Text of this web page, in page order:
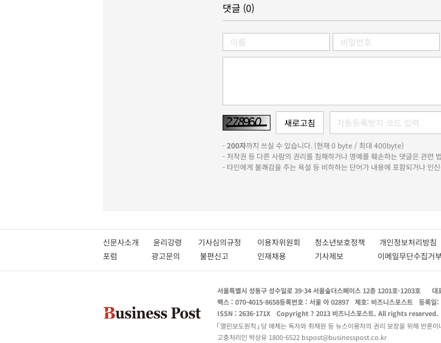
댓글 (0)
-200자까지 쓰실 수 있습니다. (현재 0 byte / 최대 400byte)
- 저작권 등 다른 사람의 권리를 침해하거나 명예를 훼손하는 댓글은 관련
- 타인에게 불쾌감을 주는 욕설 등 비하하는 단어가 내용에 포함되거나 인
신문사소개 윤리강령 기사심의규정 이용자위원회 청소년보호정책 개인정보처리
포럼
광고문의 불편신고 인재채용 기사제보 이메일무단수집거
서울특별시 성동구 성수일로 39-34 서울숲더스페이스 12층 1201호-1203호 대
팩스 : 070-4015-8658등록번호 : 서울 아 02897 제호: 비즈니스포스트 등록일
ISSN : 2636-171X
Copyright ? 2013 비즈니스포스트. All rights reserved.
열린보도원칙
당 매체는 독자와 취재원 등 뉴스이용자의 권리 보장을 위해 반론
고충처리인 박상유 1800-6522 bspost@businesspost.co.kr